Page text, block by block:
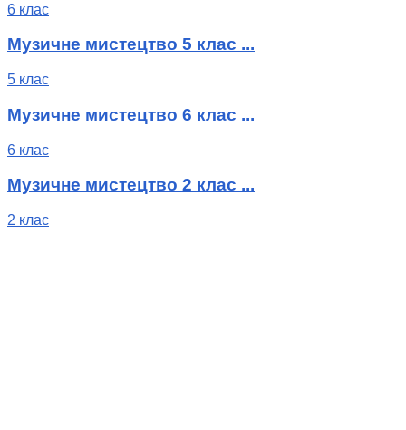
6 клас
Музичне мистецтво 5 клас ...
5 клас
Музичне мистецтво 6 клас ...
6 клас
Музичне мистецтво 2 клас ...
2 клас